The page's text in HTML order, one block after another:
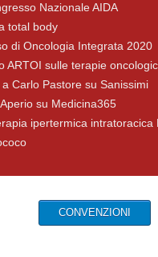
Nazionale AIDA
total body
di Oncologia Integrata 2020
ARTOI sulle terapie
Carlo Pastore su Sanissimi
su Medicina365
ipertermica intratoracica
CONVENZIONI